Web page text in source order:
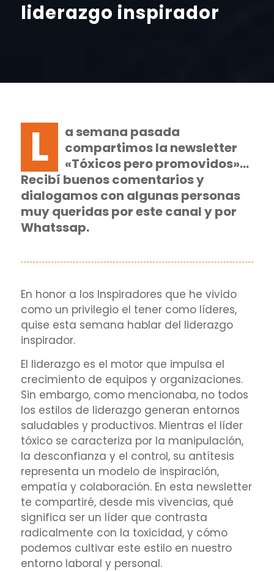
liderazgo inspirador
L
a semana pasada
compartimos la newsletter
«Tóxicos pero promovidos»…
Recibí buenos comentarios y
dialogamos con algunas personas
muy queridas por este canal y por
Whatssap.
En honor a los Inspiradores que he vivido
como un privilegio el tener como líderes,
quise esta semana hablar del liderazgo
inspirador.
El liderazgo es el motor que impulsa el
crecimiento de equipos y organizaciones.
Sin embargo, como mencionaba, no todos
los estilos de liderazgo generan entornos
saludables y productivos. Mientras el líder
tóxico se caracteriza por la manipulación,
la desconfianza y el control, su antítesis
representa un modelo de inspiración,
empatía y colaboración. En esta newsletter
te compartiré, desde mis vivencias, qué
significa ser un líder que contrasta
radicalmente con la toxicidad, y cómo
podemos cultivar este estilo en nuestro
entorno laboral y personal.